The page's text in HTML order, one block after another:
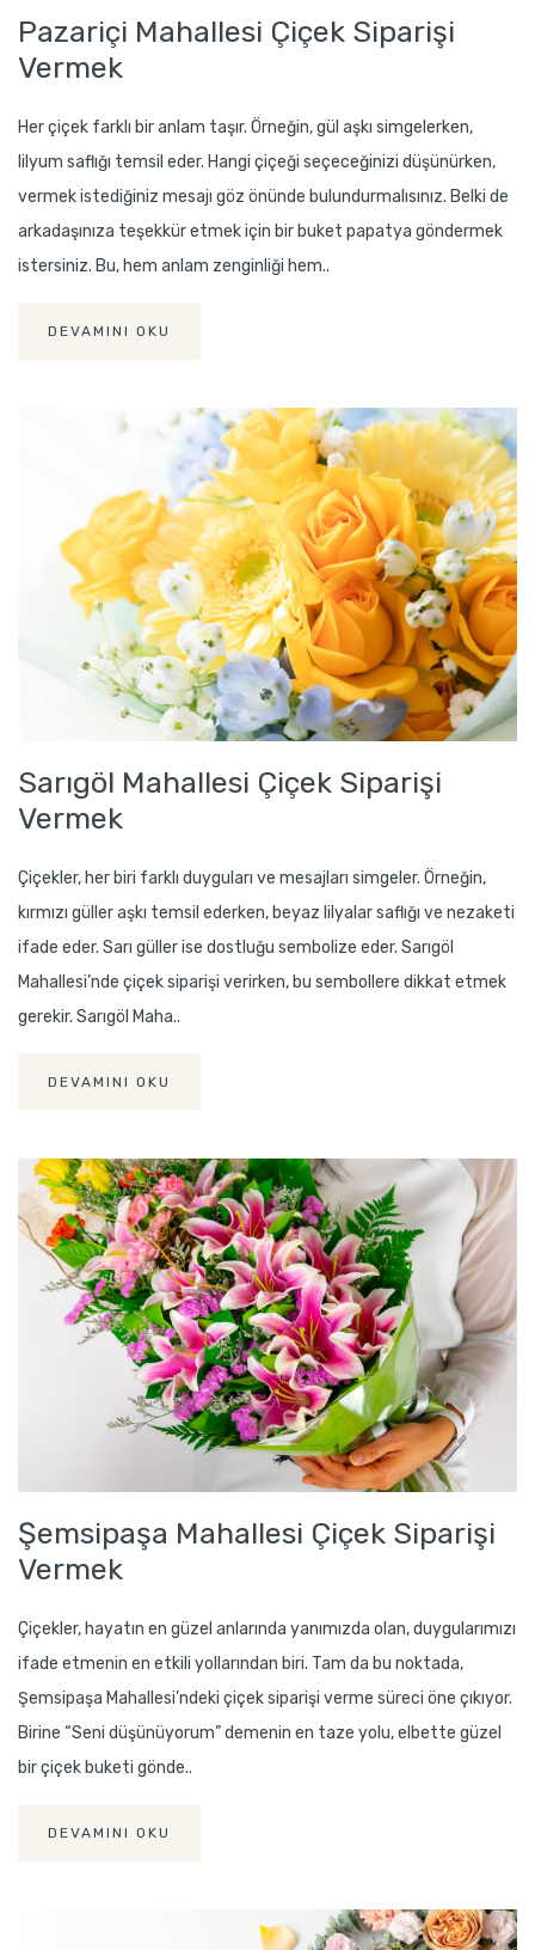
Pazariçi Mahallesi Çiçek Siparişi
Vermek
Her çiçek farklı bir anlam taşır. Örneğin, gül aşkı simgelerken,
lilyum saflığı temsil eder. Hangi çiçeği seçeceğinizi düşünürken,
vermek istediğiniz mesajı göz önünde bulundurmalısınız. Belki de
arkadaşınıza teşekkür etmek için bir buket papatya göndermek
istersiniz. Bu, hem anlam zenginliği hem..
DEVAMINI OKU
Sarıgöl Mahallesi Çiçek Siparişi
Vermek
Çiçekler, her biri farklı duyguları ve mesajları simgeler. Örneğin,
kırmızı güller aşkı temsil ederken, beyaz lilyalar saflığı ve nezaketi
ifade eder. Sarı güller ise dostluğu sembolize eder. Sarıgöl
Mahallesi’nde çiçek siparişi verirken, bu sembollere dikkat etmek
gerekir. Sarıgöl Maha..
DEVAMINI OKU
Şemsipaşa Mahallesi Çiçek Siparişi
Vermek
Çiçekler, hayatın en güzel anlarında yanımızda olan, duygularımızı
ifade etmenin en etkili yollarından biri. Tam da bu noktada,
Şemsipaşa Mahallesi’ndeki çiçek siparişi verme süreci öne çıkıyor.
Birine “Seni düşünüyorum” demenin en taze yolu, elbette güzel
bir çiçek buketi gönde..
DEVAMINI OKU